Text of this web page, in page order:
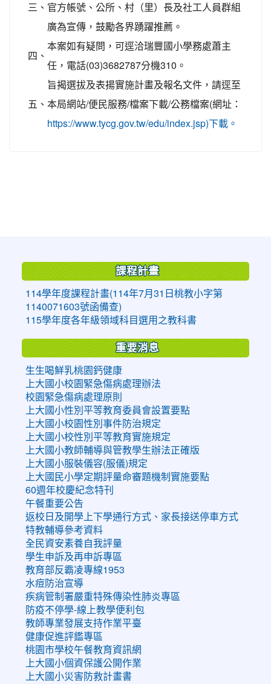
三、 官方帳號、公所、村（里）長及社工人員群組
廣為宣傳，鼓勵各界踴躍推薦。
四、
本案如有疑問，可逕洽瑞豐國小學務處蕭主
任，電話(03)3682787分機310。
五、
旨揭選拔及表揚實施計畫及報名文件，請逕至
本局網站/便民服務/檔案下載/公務檔案(網址：
https://www.tycg.gov.tw/edu/index.jsp)下載。
課程計畫
114學年度課程計畫(114年7月31日桃教小字第
1140071603號函備查)
115學年度各年級領域科目選用之教科書
重要消息
生生喝鮮乳桃園鈣健康
上大國小校園緊急傷病處理辦法
校園緊急傷病處理原則
上大國小性別平等教育委員會設置要點
上大國小校園性別事件防治規定
上大國小校性別平等教育實施規定
上大國小教師輔導與管教學生辦法正確版
上大國小服裝儀容(服儀)規定
上大國民小學定期評量命審題機制實施要點
60週年校慶紀念特刊
午餐重要公告
返校日及開學上下學通行方式、家長接送停車方式
特教輔導參考資料
全民資安素養自我評量
學生申訴及再申訴專區
教育部反霸凌專線1953
水痘防治宣導
疾病管制署嚴重特殊傳染性肺炎專區
防疫不停學-線上教學便利包
教師專業發展支持作業平臺
健康促進評鑑專區
桃園市學校午餐教育資訊網
上大國小個資保護公開作業
上大國小災害防救計畫書